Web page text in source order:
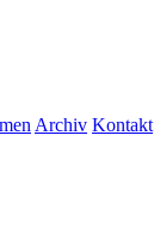
Archiv Kontakt